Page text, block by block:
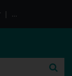
Bücher zu Sterben, Tod & Trauer | Mabuse-Buchversand